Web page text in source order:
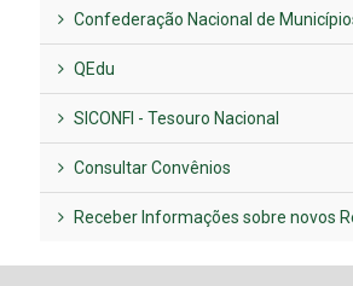
Confederação Nacional de
QEdu
SICONFI - Tesouro Nacional
Consultar Convênios
Receber Informações sobre novos